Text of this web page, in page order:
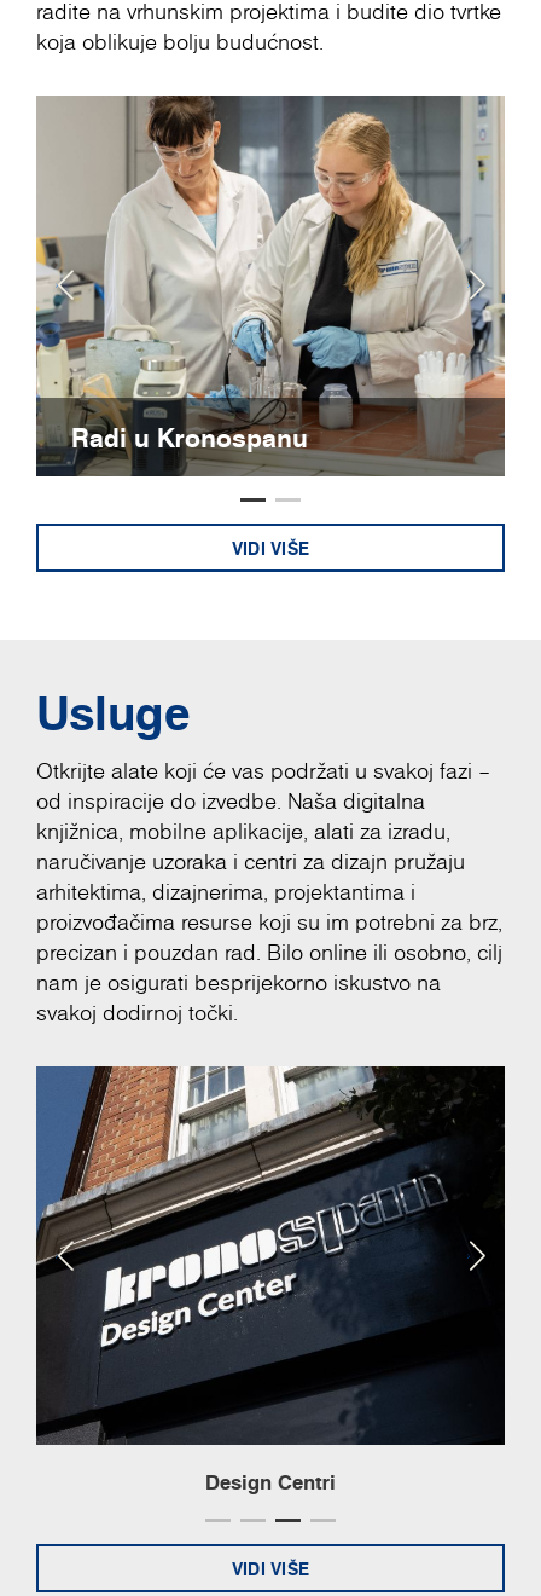
radite na vrhunskim projektima i budite dio tvrtke
koja oblikuje bolju budućnost.
Radi u Kronospanu
VIDI VIŠE
Usluge
Otkrijte alate koji će vas podržati u svakoj fazi –
od inspiracije do izvedbe. Naša digitalna
knjižnica, mobilne aplikacije, alati za izradu,
naručivanje uzoraka i centri za dizajn pružaju
arhitektima, dizajnerima, projektantima i
proizvođačima resurse koji su im potrebni za brz,
precizan i pouzdan rad. Bilo online ili osobno, cilj
nam je osigurati besprijekorno iskustvo na
svakoj dodirnoj točki.
Design Centri
VIDI VIŠE